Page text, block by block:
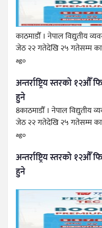
काठमाडौँ । नेपाल विद्युतीय
जेठ २२ गतेदेखि २५ गतेसम्म
ago
अन्तर्राष्ट्रिय स्तरको
हुने
8काठमाडौँ । नेपाल विद्युतीय
जेठ २२ गतेदेखि २५ गतेसम्म
ago
अन्तर्राष्ट्रिय स्तरको
हुने